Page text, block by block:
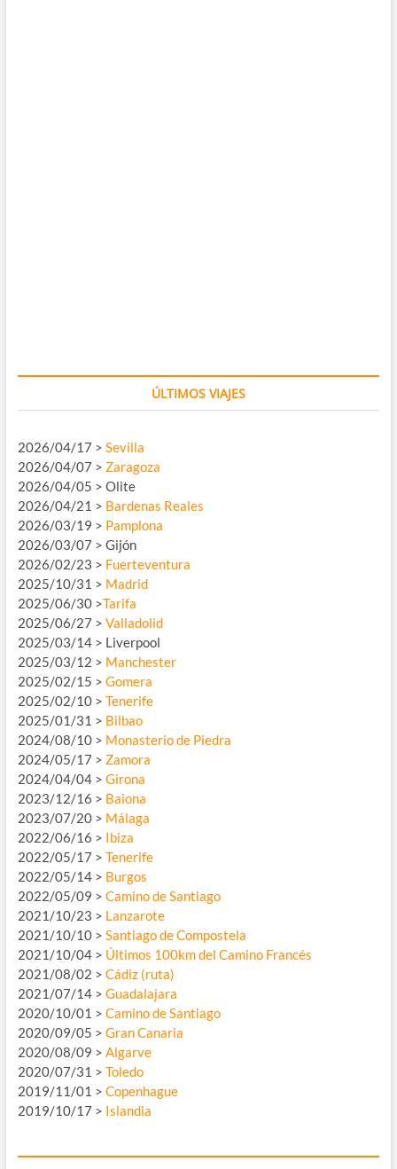
ÚLTIMOS VIAJES
2026/04/17 > Sevilla
2026/04/07 > Zaragoza
2026/04/05 > Olite
2026/04/21 > Bardenas Reales
2026/03/19 > Pamplona
2026/03/07 > Gijón
2026/02/23 > Fuerteventura
2025/10/31 > Madrid
2025/06/30 >Tarifa
2025/06/27 > Valladolid
2025/03/14 > Liverpool
2025/03/12 > Manchester
2025/02/15 > Gomera
2025/02/10 > Tenerife
2025/01/31 > Bilbao
2024/08/10 > Monasterio de Piedra
2024/05/17 > Zamora
2024/04/04 > Girona
2023/12/16 > Baiona
2023/07/20 > Málaga
2022/06/16 > Ibiza
2022/05/17 > Tenerife
2022/05/14 > Burgos
2022/05/09 > Camino de Santiago
2021/10/23 > Lanzarote
2021/10/10 > Santiago de Compostela
2021/10/04 > Últimos 100km del Camino Francés
2021/08/02 > Cádiz (ruta)
2021/07/14 > Guadalajara
2020/10/01 > Camino de Santiago
2020/09/05 > Gran Canaria
2020/08/09 > Algarve
2020/07/31 > Toledo
2019/11/01 > Copenhague
2019/10/17 > Islandia